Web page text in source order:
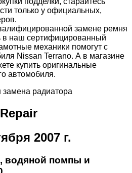
только у официальных,
замене ремня
в наш сертифицированный
механики помогут с
Nissan Terrano. А в магазине
купить оригинальные
автомобиля.
радиатора
2007 г.
водяной помпы и